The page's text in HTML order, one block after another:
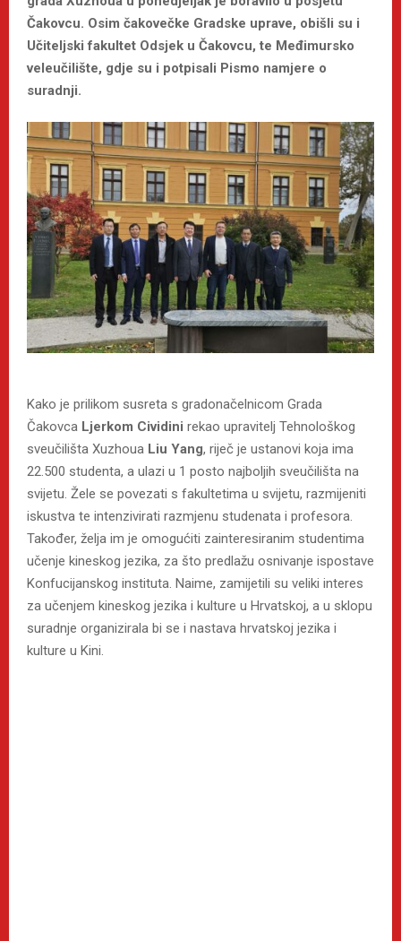
Čakovcu. Osim čakovečke Gradske uprave, obišli su i
Učiteljski fakultet Odsjek u Čakovcu, te Međimursko
veleučilište, gdje su i potpisali Pismo namjere o
suradnji.
Kako je prilikom susreta s gradonačelnicom Grada
Čakovca Ljerkom Cividini rekao upravitelj Tehnološkog
sveučilišta Xuzhoua Liu Yang, riječ je ustanovi koja ima
22.500 studenta, a ulazi u 1 posto najboljih sveučilišta na
svijetu. Žele se povezati s fakultetima u svijetu, razmijeniti
iskustva te intenzivirati razmjenu studenata i profesora.
Također, želja im je omogućiti zainteresiranim studentima
učenje kineskog jezika, za što predlažu osnivanje ispostave
Konfucijanskog instituta. Naime, zamijetili su veliki interes
za učenjem kineskog jezika i kulture u Hrvatskoj, a u sklopu
suradnje organizirala bi se i nastava hrvatskoj jezika i
kulture u Kini.